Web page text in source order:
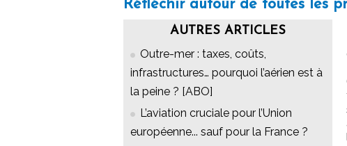
Réfléchir autour de toutes les
AUTRES ARTICLES
Outre-mer : taxes, coûts,
infrastructures… pourquoi l’aérien est à
la peine ? [ABO]
L’aviation cruciale pour l’Union
européenne... sauf pour la France ?